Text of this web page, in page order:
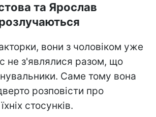
та Ярослав
вони з чоловіком уже
не з'являлися разом, що
Саме тому вона
розповісти про
стосунків.